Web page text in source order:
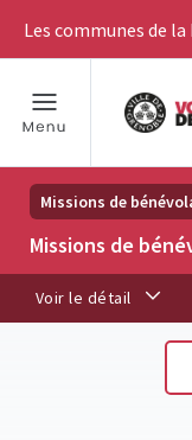
Les communes de
Missions de
Missions de
Voir le détail